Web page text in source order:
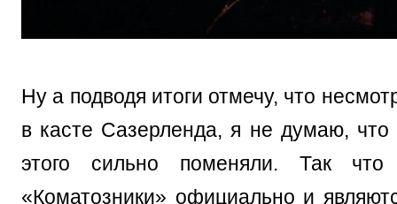
Ну а подводя итоги отмечу, что
в касте Сазерленда, я не думаю, что
этого сильно поменяли. Так
«Коматозники» официально и